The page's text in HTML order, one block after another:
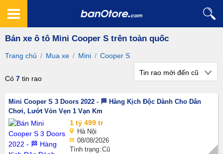
Bán xe ô tô Mini Cooper S trên toàn quốc
Trang chủ / Mua xe / Mini / Cooper S
Có 7 tin rao
Tin rao mới đến cũ
Mini Cooper S 3 Doors 2022 - 🏁 Hàng Kịch Độc Dành Cho Dân
Chơi, Lướt Vỏn Vẹn 1 Vạn Km
1 tỷ 499 tr
Hà Nội
08/08/2026
Tình trạng Cũ